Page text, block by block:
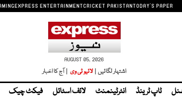
EXPRESS ENTERTAINMENTCRICKET PAKISTANTODAY'S PAPER
AUGUST 05, 2026
اشتہار لگائیں | لائیو ٹی وی | آج کا اخبار
ٹاپ ٹرینڈ انٹرٹینمنٹ لائف اسٹائل فیکٹ چیک